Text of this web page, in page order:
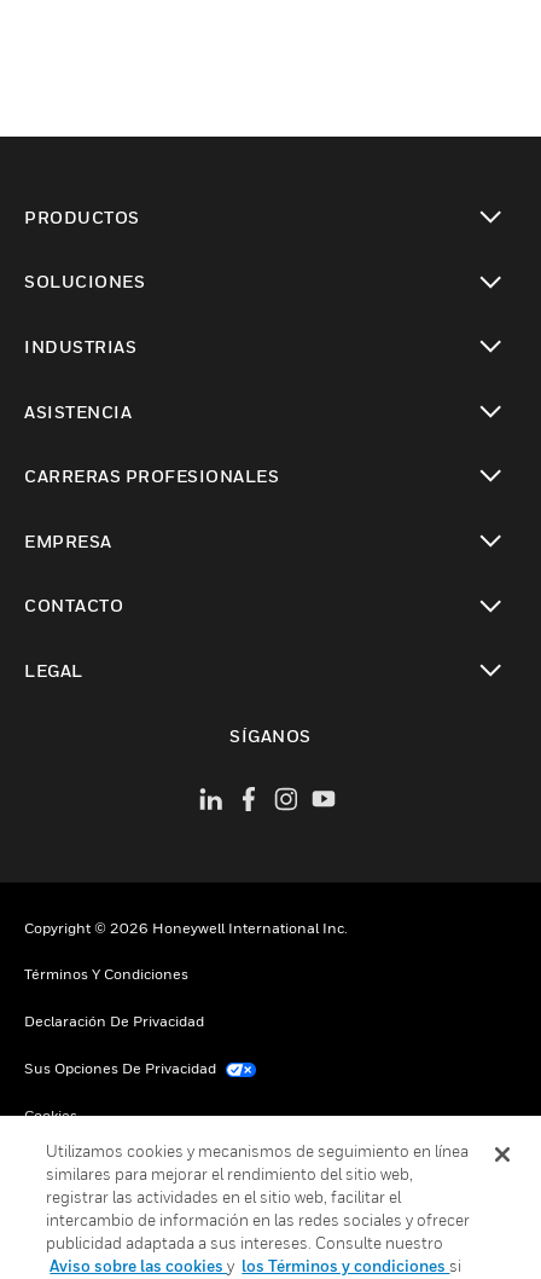
PRODUCTOS
SOLUCIONES
INDUSTRIAS
ASISTENCIA
CARRERAS PROFESIONALES
EMPRESA
CONTACTO
LEGAL
SÍGANOS
Copyright © 2026 Honeywell International Inc.
Términos Y Condiciones
Declaración De Privacidad
Sus Opciones De Privacidad
Cookies
Darse De Baja Global
Utilizamos cookies y mecanismos de seguimiento en línea
similares para mejorar el rendimiento del sitio web,
registrar las actividades en el sitio web, facilitar el
intercambio de información en las redes sociales y ofrecer
publicidad adaptada a sus intereses. Consulte nuestro
Aviso sobre las cookiesy los Términos y condicionessi